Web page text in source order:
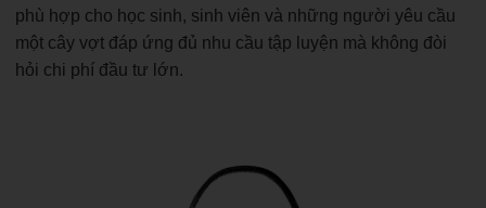
phù hợp cho học sinh, sinh viên và những người yêu cầu
một cây vợt đáp ứng đủ nhu cầu tập luyện mà không đòi
hỏi chi phí đầu tư lớn.